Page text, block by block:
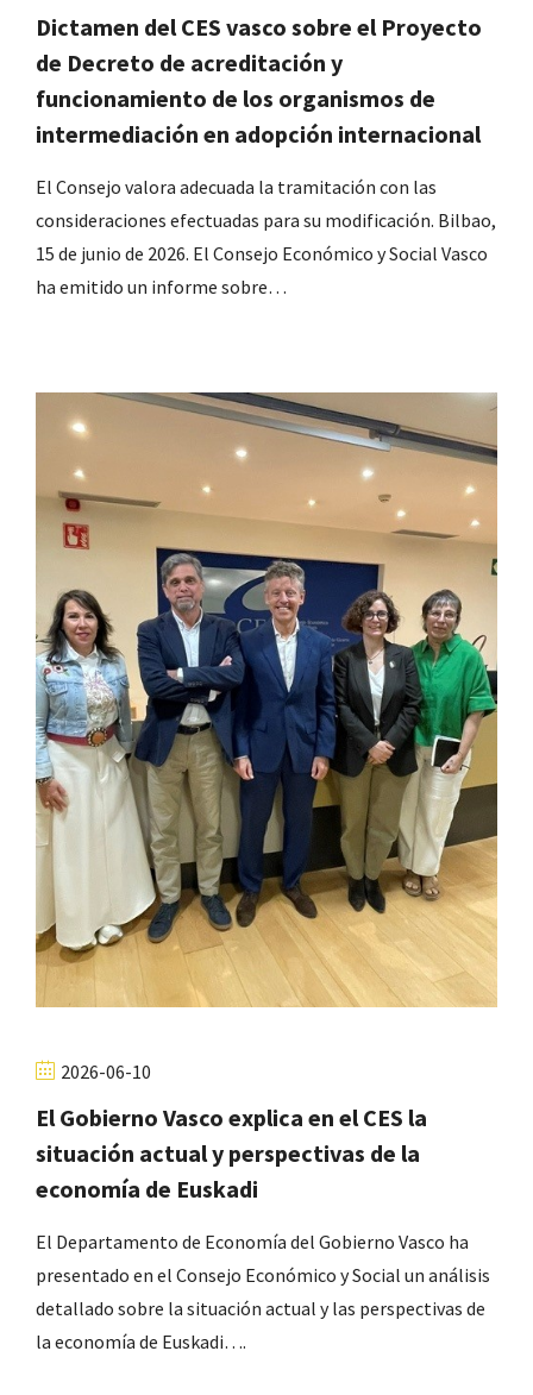
Dictamen del CES vasco sobre el Proyecto
de Decreto de acreditación y
funcionamiento de los organismos de
intermediación en adopción internacional
El Consejo valora adecuada la tramitación con las
consideraciones efectuadas para su modificación. Bilbao,
15 de junio de 2026. El Consejo Económico y Social Vasco
ha emitido un informe sobre…
2026-06-10
El Gobierno Vasco explica en el CES la
situación actual y perspectivas de la
economía de Euskadi
El Departamento de Economía del Gobierno Vasco ha
presentado en el Consejo Económico y Social un análisis
detallado sobre la situación actual y las perspectivas de
la economía de Euskadi….